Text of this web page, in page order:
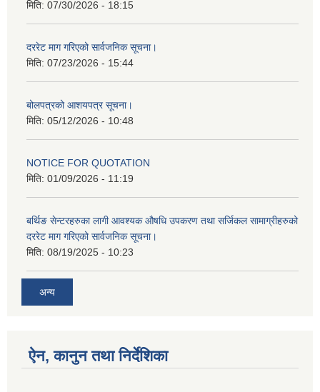
मिति: 07/30/2026 - 18:15
दररेट माग गरिएको सार्वजनिक सूचना।
मिति: 07/23/2026 - 15:44
बोलपत्रको आशयपत्र सूचना।
मिति: 05/12/2026 - 10:48
NOTICE FOR QUOTATION
मिति: 01/09/2026 - 11:19
बर्थिङ सेन्टरहरुका लागी आवश्यक औषधि उपकरण तथा सर्जिकल सामाग्रीहरुको
दररेट माग गरिएको सार्वजनिक सूचना।
मिति: 08/19/2025 - 10:23
अन्य
ऐन, कानुन तथा निर्देशिका